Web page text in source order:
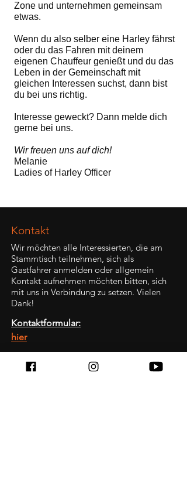
Zone und unternehmen gemeinsam
etwas.
Wenn du also selber eine Harley fährst
oder du das Fahren mit deinem
eigenen Chauffeur genießt und du das
Leben in der Gemeinschaft mit
gleichen Interessen suchst, dann bist
du bei uns richtig.
Interesse geweckt? Dann melde dich
gerne bei uns.
Wir freuen uns auf dich!
Melanie
Ladies of Harley Officer
Kontakt
Wir möchten alle Interessierten, die am
Stammtisch teilnehmen, sich als
Gastfahrer anmelden oder allgemein
Kontakt aufnehmen möchten bitten, sich
mit uns in Verbindung zu setzen. Vielen
Dank!
Kontaktformular:
hier
Stammtisch - Treffen